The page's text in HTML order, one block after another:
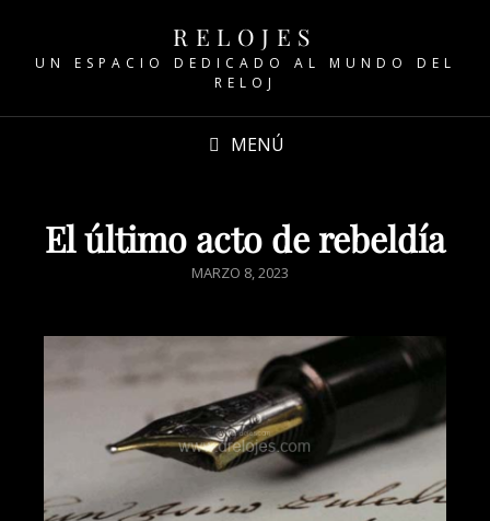
RELOJES
UN ESPACIO DEDICADO AL MUNDO DEL
RELOJ
MENÚ
El último acto de rebeldía
MARZO 8, 2023